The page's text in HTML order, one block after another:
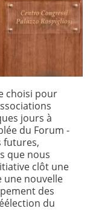
choisi pour
jours à
du Forum -
futures,
que nous
clôt une
une nouvelle
des
du